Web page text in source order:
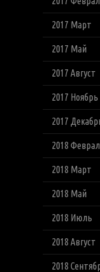
2017 Март
2017 Май
2017 Август
2017 Ноябрь
2017
2018
2018 Март
2018 Май
2018 Июль
2018 Август
2018